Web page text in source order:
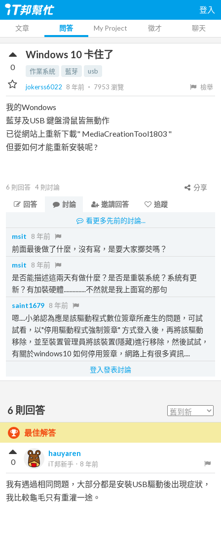
登入
文章 問答 My Project 徵才 聊天
Windows 10 卡住了
作業系統 藍芽
usb
jokerss6022
8 年前 ‧ 7953 瀏覽 檢舉
0
我的Wondows
藍芽及USB 鍵盤滑鼠皆無動作
已從網站上重新下載" MediaCreationTool1803 "
但要如何才能重新安裝呢 ?
6 則回答 4 則討論
分享
回答
討論 邀請回答
追蹤
看更多先前的討論...
msit
8 年前
前面最後做了什麼，沒有寫，是要大家擲茭嗎？
msit 8 年前
是否能描述這兩天有做什麼？是否是重裝系統？系統有更
新？有加裝硬體...............不然就是我上面寫的那句
saint1679 8 年前
嗯....小弟認為應是該驅動程式數位簽章所產生的問題，可試
試看，以"停用驅動程式強制簽章" 方式登入後，再將該驅動
移除，並至裝置管理員將該裝置(隱藏)進行移除，然後試試，
有關於windows10 如何停用簽章，網路上有很多資訊....
登入發表討論
6 則回答
最佳解答
hauyaren
iT邦新手 ． 8 年前
0
我有遇過相同問題，大部分都是安裝USB驅動後出現症狀，
我比較龜毛只有重灌一途。